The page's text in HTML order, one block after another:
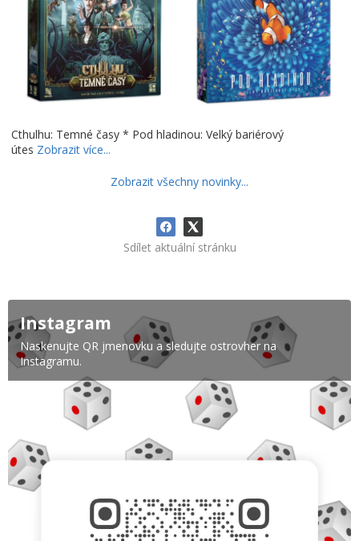
Cthulhu: Temné časy * Pod hladinou: Velký bariérový
útes Zobrazit více...
Zobrazit všechny novinky...
Sdílet aktuální stránku
Instagram
Naskenujte QR jmenovku a sledujte ostrovher na
Instagramu.